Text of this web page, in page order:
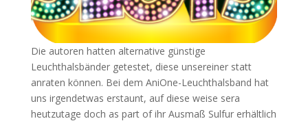
Die autoren hatten alternative günstige
Leuchthalsbänder getestet, diese unsereiner statt
anraten können. Bei dem AniOne-Leuchthalsband hat
uns irgendetwas erstaunt, auf diese weise sera
heutzutage doch as part of ihr Ausmaß Sulfur erhältlich